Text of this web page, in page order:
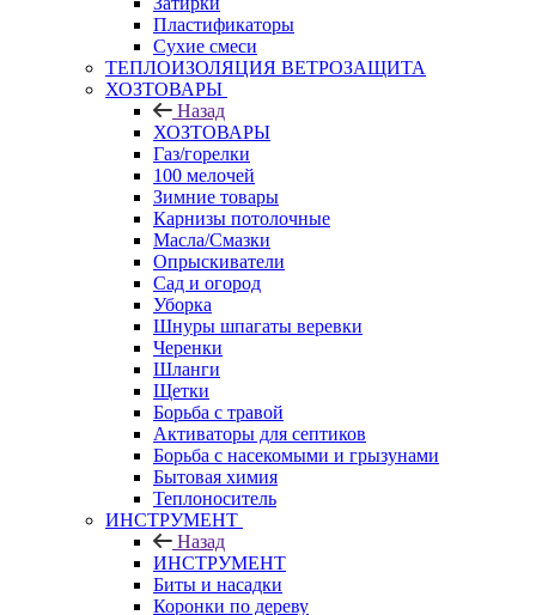
Пластификаторы
Сухие смеси
ТЕПЛОИЗОЛЯЦИЯ ВЕТРОЗАЩИТА
ХОЗТОВАРЫ
Назад
ХОЗТОВАРЫ
Газ/горелки
100 мелочей
Зимние товары
Карнизы потолочные
Масла/Смазки
Опрыскиватели
Сад и огород
Уборка
Шнуры шпагаты веревки
Черенки
Шланги
Щетки
Борьба с травой
Активаторы для септиков
Борьба с насекомыми и грызунами
Бытовая химия
Теплоноситель
ИНСТРУМЕНТ
Назад
ИНСТРУМЕНТ
Биты и насадки
Коронки по дереву